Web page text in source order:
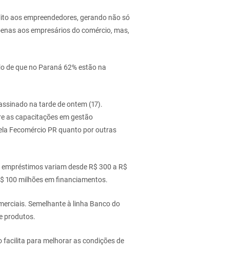
aos empreendedores, gerando não só
aos empresários do comércio, mas,
de que no Paraná 62% estão na
na tarde de ontem (17).
as capacitações em gestão
Fecomércio PR quanto por outras
variam desde R$ 300 a R$
100 milhões em financiamentos.
Semelhante à linha Banco do
produtos.
facilita para melhorar as condições de